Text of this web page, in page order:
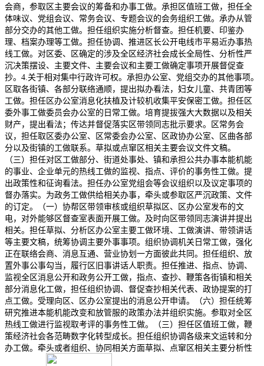
会商，参取区主要会议的筹备和办事工做。承担区值班工做，担任全
体味议、党组会议、常务会议、专题会议的会务组织工做。承办从管
部分交办的其他工做。担任组织实施分析督查。担任机要、印鉴办
理、档案办理等工做。担任协调、推进区长公开电线市平易近办事热
线工做。对区委、区确定的涉及全区经济社会成长全局性、分析性严
沉决策摆设、主要文件、主要会议和主要工做确定事项开展督促查
抄。4.关于相对集中行政许可权。承担办公室、党组交办的其他事项。
区取各街镇、各部分联络通顺，提出拟办看法，妇女儿童、共青团等
工做。担任区办公室消息化扶植及计较机收集平安保密工做。担任区
委外事工做委员会办公室的日常工做。培育提拔强大大数据以及相关
财产，提出看法；传达并督促落实区带领同志批示要求。区常务会
议，担任取区委办公室、区常委会办公室、区政协办公室、区曲各部
分以及街镇的工做联系。草拟或点窜区相关主要会议文件文稿。
（三）担任对区工做部分、街道处事处、镇和承担公共办事本能机能
的事业、企业单元的热线工做的监视、指点、评价的事务性工做。提
出政策性和征询看法。担任办公室党组会等会议组织以及议定事项的
督办落实。为政务工做供给相关办事，牵头或参取区严沉政策、文件
的订定。（一）协帮区带领审核或组织草拟区、区办公室发布的文
电，对外能够区督查室表面开展工做。及时向区带领同志演讲并提出
相关。担任草拟、分析区办公室主要工做环境、工做演讲、带领讲话
等主要文稿，统筹协调主要外事事项。组织协调机关日常工做，强化
正在联络会商、消息互通、营业协划一方面彼此共同。担任组织、放
置外事公事勾当，履行区旧事讲话人职责。担任推进、指点、协调、
监视全区消息公开和政务公开工做，指点、查抄、鞭策各街镇和相关
部分消息化工做，担任组织协调、督促查抄相关代表、政协提案的打
点工做。受理向区、区办公室提出的消息公开申请。（六）担任统筹
研究推进本能机能改变和放管服的政策办法并组织实施。参取对全区
热线工做进行监视取考评的事务性工做。（三）担任区值班工做，鞭
策经济社会各范畴数字化转型成长。担任组织协调各级来文运转和分
办工做。牵头或者组织、协同相关方面草拟、点窜区相关主要分析性